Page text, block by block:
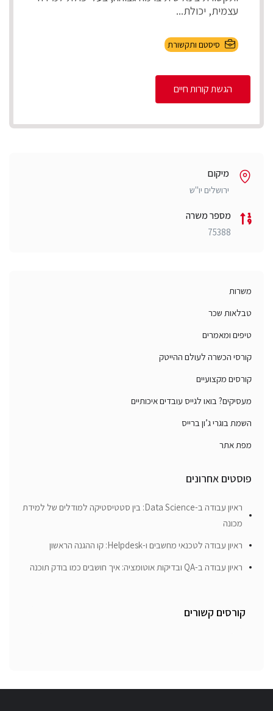
עצמית, יכולת...
סיסטם ותקשורת
הגשת קורות חיים
מיקום
ירושלים יו"ש
מספר משרה
75388
משרות
טבלאות שכר
טיפים ומאמרים
קורסי הכשרה לעולם ההייטק
קורסים מקצועיים
מעסיקים? בואו לגייס עובדים איכותיים
השמת בוגרי ג’ון ברייס
מפת אתר
פוסטים אחרונים
ראיון עבודה ב-Data Science: בין סטטיסטיקה למודלים של למידת
מכונה
ראיון עבודה לטכנאי מחשבים ו-Helpdesk: קו ההגנה הראשון
ראיון עבודה ב-QA ובדיקות אוטומציה: איך חושבים כמו בודק תוכנה
קורסים קשורים